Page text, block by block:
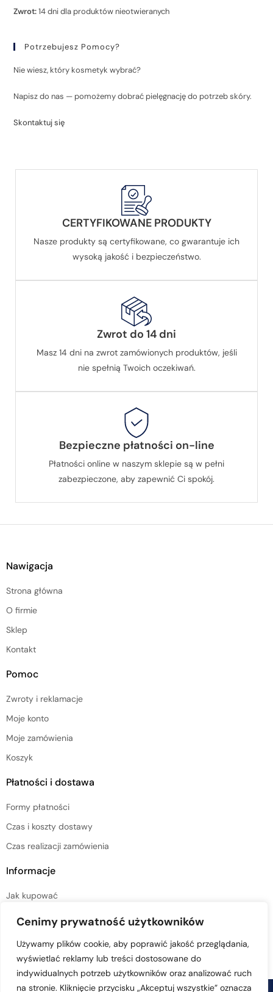
Cenimy prywatność użytkowników
Używamy plików cookie, aby poprawić jakość przeglądania,
wyświetlać reklamy lub treści dostosowane do
indywidualnych potrzeb użytkowników oraz analizować ruch
na stronie. Kliknięcie przycisku „Akceptuj wszystkie” oznacza
Zwrot:14 dni dla produktów nieotwieranych
Potrzebujesz Pomocy?
Nie wiesz, który kosmetyk wybrać?
Napisz do nas — pomożemy dobrać pielęgnację do potrzeb skóry.
Skontaktuj się
CERTYFIKOWANE PRODUKTY
Nasze produkty są certyfikowane, co gwarantuje ich
wysoką jakość i bezpieczeństwo.
Zwrot do 14 dni
Masz 14 dni na zwrot zamówionych produktów, jeśli
nie spełnią Twoich oczekiwań.
Bezpieczne płatności on-line
Płatności online w naszym sklepie są w pełni
zabezpieczone, aby zapewnić Ci spokój.
Nawigacja
Strona główna
O firmie
Sklep
Kontakt
Pomoc
Zwroty i reklamacje
Moje konto
Moje zamówienia
Koszyk
Płatności i dostawa
Formy płatności
Czas i koszty dostawy
Czas realizacji zamówienia
Informacje
Jak kupować
Regulamin sklepu